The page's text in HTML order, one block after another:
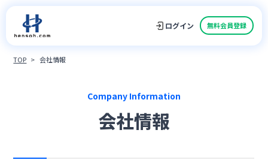
ログイン 無料会員登録
TOP 会社情報
Company Information
会社情報